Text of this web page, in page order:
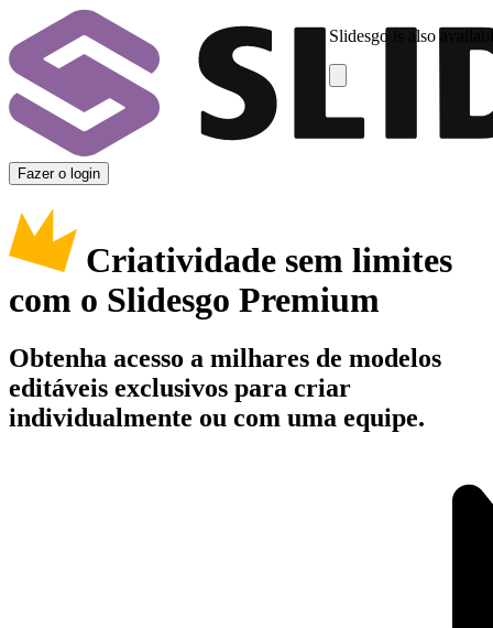
Slidesgo is also
Fazer o login
Criatividade sem limites
com o Slidesgo Premium
Obtenha acesso a milhares de modelos
editáveis exclusivos para criar
individualmente ou com uma equipe.